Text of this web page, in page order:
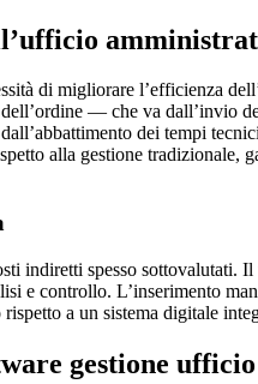
di migliorare l’efficienza
— che va dall’invio
dei tempi
alla gestione tradizionale,
indiretti spesso
e controllo. L’inserimento
a un sistema digitale
gestione ufficio